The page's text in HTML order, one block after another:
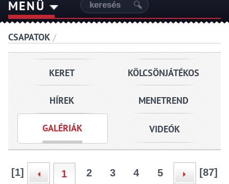
MENÜ
CSAPATOK /
KERET KÖLCSÖNJÁTÉKOS
HÍREK MENETREND
GALÉRIÁK VIDEÓK
[1] 1 2 3 4 5 [87]